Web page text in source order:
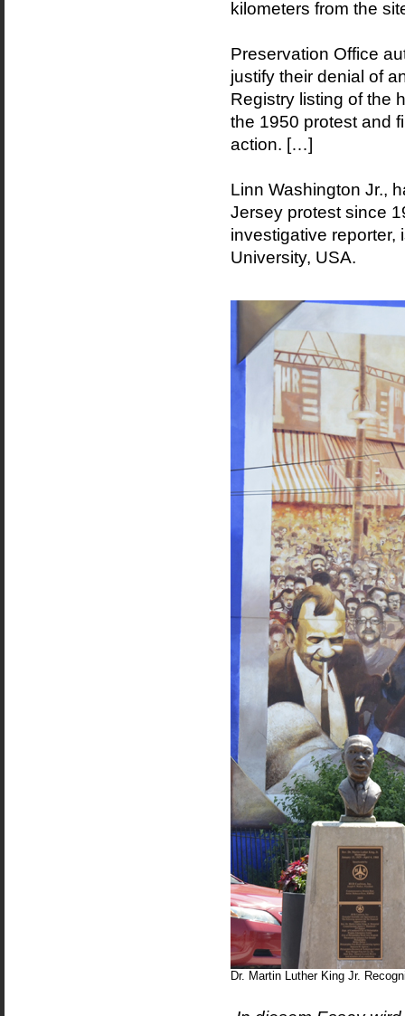
kilometers from the
Preservation Office
justify their denial of
Registry listing of the
the 1950 protest and
action. […]
Linn Washington Jr.,
Jersey protest since
investigative reporter,
University, USA.
Dr. Martin Luther King Jr.